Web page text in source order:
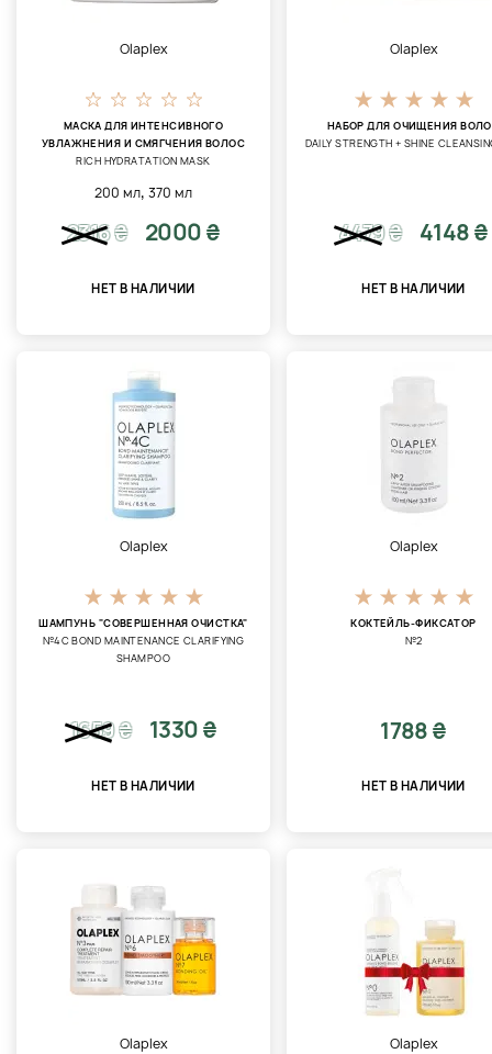
Olaplex
МАСКА ДЛЯ ИНТЕНСИВНОГО
УВЛАЖНЕНИЯ И СМЯГЧЕНИЯ ВОЛОС
RICH HYDRATATION MASK
200 мл, 370 мл
2316₴ 2000 ₴
НЕТ В НАЛИЧИИ
Olaplex
НАБОР ДЛЯ ОЧИЩЕНИЯ
DAILY STRENGTH + SHINE
4479₴ 4148 ₴
НЕТ В НАЛИЧИИ
Olaplex
ШАМПУНЬ "СОВЕРШЕННАЯ ОЧИСТКА"
№4С BOND MAINTENANCE CLARIFYING
SHAMPOO
1659₴ 1330 ₴
НЕТ В НАЛИЧИИ
Olaplex
КОКТЕЙЛЬ-ФИКСАТОР
№2
1788 ₴
НЕТ В НАЛИЧИИ
Olaplex Olaplex